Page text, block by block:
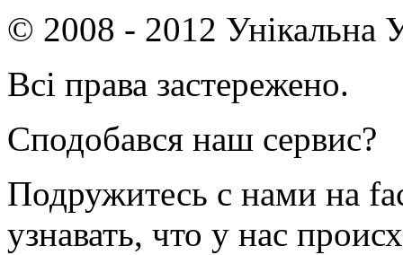
© 2008 - 2012 Унікальна
Всі права застережено.
Сподобався наш сервис?
Подружитесь с нами на
узнавать, что у нас